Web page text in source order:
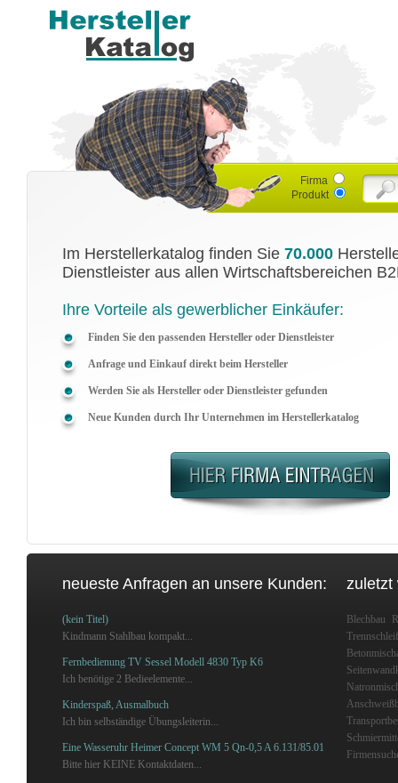
Firma
Produkt
Im Herstellerkatalog finden Sie 70.000
Dienstleister aus allen Wirtschaftsbereichen
Ihre Vorteile als gewerblicher Einkäufer:
Finden Sie den passenden Hersteller oder Dienstleister
Anfrage und Einkauf direkt beim Hersteller
Werden Sie als Hersteller oder Dienstleister gefunden
Neue Kunden durch Ihr Unternehmen im Herstellerkatalog
neueste Anfragen an unsere Kunden:
(kein Titel)
Kindmann Stahlbau kompakt...
Fernbedienung TV Sessel Modell 4830 Typ K6
Ich benötige 2 Bedieelemente...
Kinderspaß, Ausmalbuch
Ich bin selbständige Übungsleiterin...
Eine Wasseruhr Heimer Concept WM 5 Qn-0,5 A 6.131/85.01
Bitte hier KEINE Kontaktdaten...
zuletzt
Blechbau